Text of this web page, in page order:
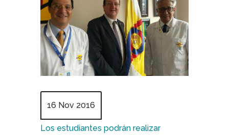
16 Nov 2016
Los estudiantes podrán realizar